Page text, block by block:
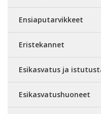
Ensiaputarvikkeet
Eristekannet
Esikasvatus ja
Esikasvatushuoneet